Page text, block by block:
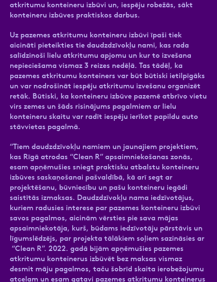
atkritumu konteineru izbūvi un, iespēju robežās, sākt
konteineru izbūves praktiskos darbus.
Uz pazemes atkritumu konteineru izbūvi īpaši tiek
aicināti pieteikties tie daudzdzīvokļu nami, kas rada
salīdzinoši lielu atkritumu apjomu un kur to izvešana
nepieciešama vismaz 3 reizes nedēļā. Tas tādēļ, ka
pazemes atkritumu konteiners var būt būtiski ietilpīgāks
un var nodrošināt iespēju atkritumu izvešanu organizēt
retāk. Būtiski, ka konteineru izbūve pazemē atbrīvo vietu
virs zemes un šāds risinājums pagalmiem ar lielu
konteineru skaitu var radīt iespēju ierīkot papildu auto
stāvvietas pagalmā.
“Tiem daudzdzīvokļu namiem un jaunajiem projektiem,
kas Rīgā atrodas “Clean R” apsaimniekošanas zonās,
esam apņēmušies sniegt praktisku atbalstu konteineru
izbūves saskaņošanai pašvaldībā, kā arī segt ar
projektēšanu, būvniecību un pašu konteineru iegādi
saistītās izmaksas. Daudzdzīvokļu nama iedzīvotājus,
kuriem radusies interese par pazemes konteineru izbūvi
savos pagalmos, aicinām vērsties pie sava mājas
apsaimniekotāja, kurš, būdams iedzīvotāju pārstāvis un
līgumslēdzējs, par projekta tālākiem soļiem sazināsies ar
“Clean R”. 2022. gadā bijām apņēmušies pazemes
atkritumu konteinerus izbūvēt bez maksas vismaz
desmit māju pagalmos, taču šobrīd skaita ierobežojumu
atceļam un esam gatavi pazemes atkritumu konteinerus